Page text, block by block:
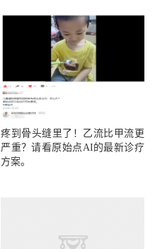
疼到骨头缝里了！乙流比甲流更
严重？请看原始点AI的最新诊疗
方案。